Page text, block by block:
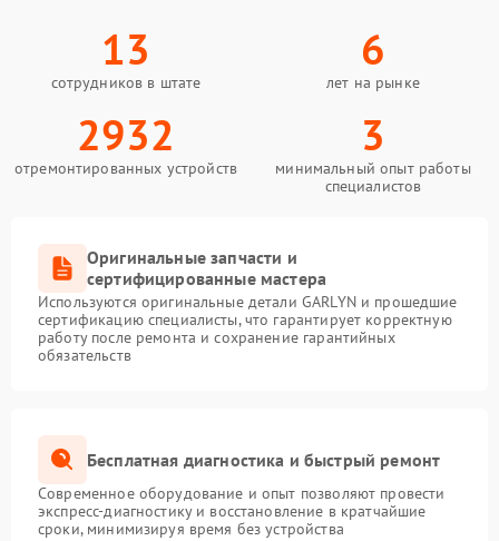
13
сотрудников в штате
6
лет на рынке
2932
отремонтированных устройств
3
минимальный опыт работы
специалистов
Оригинальные запчасти и
сертифицированные мастера
Используются оригинальные детали GARLYN и прошедшие
сертификацию специалисты, что гарантирует корректную
работу после ремонта и сохранение гарантийных
обязательств
Бесплатная диагностика и быстрый ремонт
Современное оборудование и опыт позволяют провести
экспресс-диагностику и восстановление в кратчайшие
сроки, минимизируя время без устройства